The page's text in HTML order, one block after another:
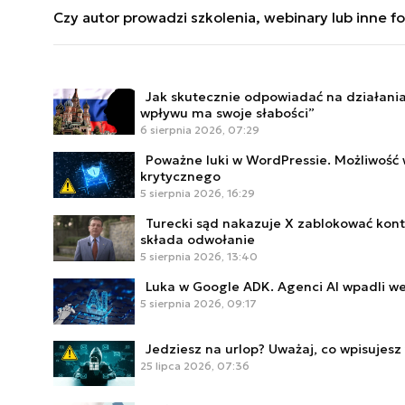
doktorską w Szkole Doktorskiej Nauk
Europejskiej.
zastosowaniu sztucznej inteligencji zarówno w
przeciwdziałaniu dezinformacji na poziomie
2 i KSC), zastosowania sztucznej inteligencji,
autora można śledzić na łamach portalu
Czy autor prowadzi szkolenia, webinary lub inne
ISO 27001 krok po kroku - zarządzanie ryzykiem
organizacji, Przeciwdziałanie dezinformacji,
Kontakt ws. szkoleń:
m.rogalewicz@defence24.pl
Jak skutecznie odpowiadać na
wpływu ma swoje słabości”
6 sierpnia 2026, 07:29
Poważne luki w WordPressie.
krytycznego
5 sierpnia 2026, 16:29
Turecki sąd nakazuje X zablokować
składa odwołanie
5 sierpnia 2026, 13:40
Luka w Google ADK. Agenci AI wpadli
5 sierpnia 2026, 09:17
Jedziesz na urlop? Uważaj, co
25 lipca 2026, 07:36